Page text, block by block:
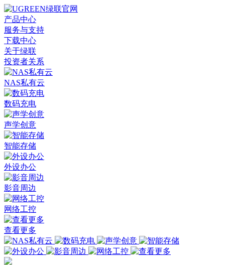
产品中心
服务与支持
下载中心
关于绿联
投资者关系
NAS私有云
数码充电
声学创意
智能存储
外设办公
影音周边
网络工控
查看更多